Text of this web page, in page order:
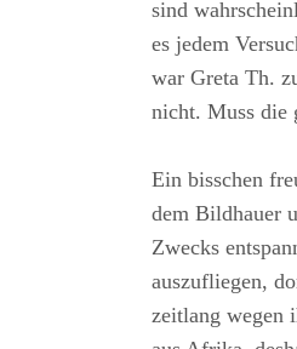
sind
es jedem
war Greta Th.
nicht. Muss die
Ein bisschen
dem Bildhauer
Zwecks
auszufliegen,
zeitlang wegen